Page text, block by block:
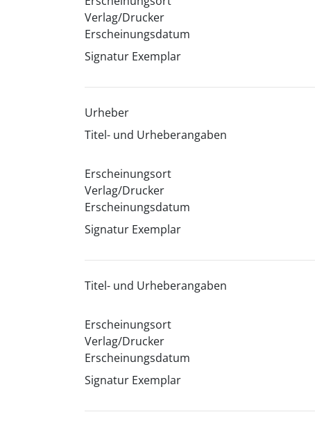
Verlag/Drucker
Erscheinungsdatum
Signatur Exemplar
Urheber
Titel- und Urheberangaben
Erscheinungsort
Verlag/Drucker
Erscheinungsdatum
Signatur Exemplar
Titel- und Urheberangaben
Erscheinungsort
Verlag/Drucker
Erscheinungsdatum
Signatur Exemplar